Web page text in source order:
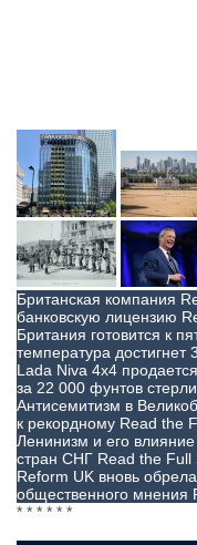
Британская компания
банковскую лицензию
Британия готовится к
температура достигнет
Lada Niva 4x4
за 22 000 фунтов
Антисемитизм в
к рекордному Read the
Ленинизм и его
стран СНГ Read the Full
Reform UK вновь
общественного мнения
* * * * * *